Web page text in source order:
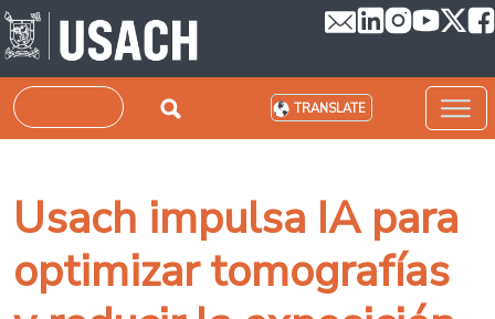
Skip to main content
Search TRANSLATE
Usach impulsa IA para
optimizar tomografías